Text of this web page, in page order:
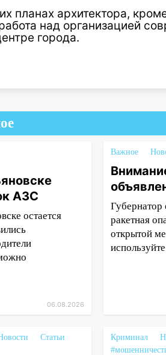
планах архитектора,
над организацией
города.
АЗС
остается
06.08.2026
Важное
Губернатор
ракетная
открытой
Статьи
Криминал